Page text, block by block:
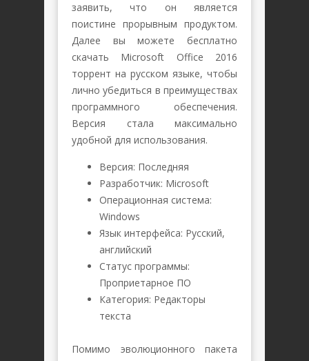
заявить, что он является
поистине прорывным продуктом.
Далее вы можете бесплатно
скачать Microsoft Office 2016
торрент на русском языке, чтобы
лично убедиться в преимуществах
программного обеспечения.
Версия стала максимально
удобной для использования.
Версия: Последняя
Разработчик: Microsoft
Операционная система:
Windows
Язык интерфейса: Русский,
английский
Статус программы:
Проприетарное ПО
Категория: Редакторы
текста
Помимо эволюционного пакета